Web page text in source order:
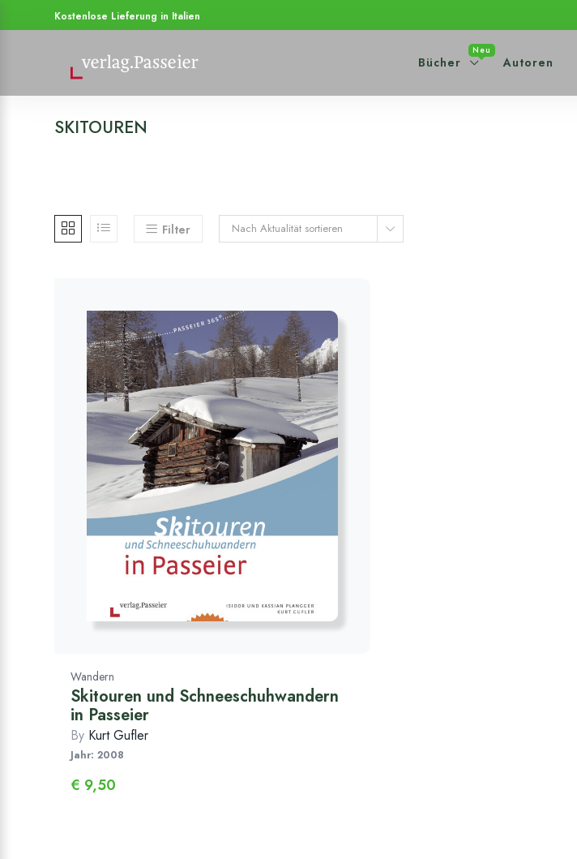
Kostenlose Lieferung in Italien
Bücher
Neu
Autoren
SKITOUREN
Filter Nach Aktualität sortieren
Wandern
Skitouren und Schneeschuhwandern
in Passeier
By Kurt Gufler
Jahr: 2008
€ 9,50